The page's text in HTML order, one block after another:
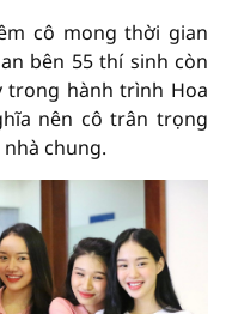
cô mong thời gian
bên 55 thí sinh còn
trong hành trình Hoa
nên cô trân trọng
chung.